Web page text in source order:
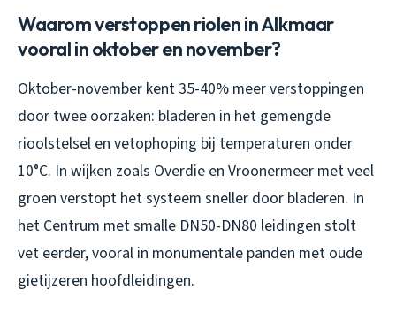
Waarom verstoppen riolen in Alkmaar
vooral in oktober en november?
Oktober-november kent 35-40% meer verstoppingen
door twee oorzaken: bladeren in het gemengde
rioolstelsel en vetophoping bij temperaturen onder
10°C. In wijken zoals Overdie en Vroonermeer met veel
groen verstopt het systeem sneller door bladeren. In
het Centrum met smalle DN50-DN80 leidingen stolt
vet eerder, vooral in monumentale panden met oude
gietijzeren hoofdleidingen.